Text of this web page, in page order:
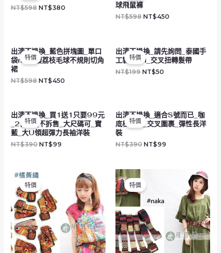
NT$598 格：
NT$598。
NT$380格：
球飛鼠褲
NT$598
格：
NT$598。
NT$450
特價
出清不退換_藍色拼塊圖_單口
袋naka腰荔枝毛球不規則切角
裙
NT$598
始
價
NT$598。
NT$450
前
價
特價
出清不退換_請先詢問_泰國手
工製_B/H_交叉扭轉髮帶
NT$199
始
價
格：
NT$199。
NT$50
前
價
特價
出清不退換_買1送1只要99元
_2件1組不拆售_大尺碼可_寶
藍_大U領超彈力長袖洋裝
NT$390
始
價
格：
NT$390。
NT$99
前
價
格：
特價
出清不退換_適合S號而已_咖
底橙藍圖_交叉圍裹_彈性長洋
裝
NT$390
始
價
NT$390。
NT$99
前
價
特價
原
始
價
格：
NT$390。
格：
NT$190。
特價 價
NT$390。NT$190。